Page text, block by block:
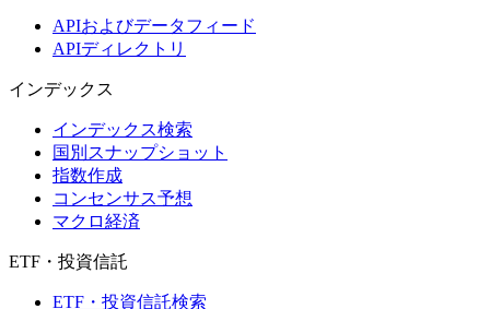
APIおよびデータフィード
APIディレクトリ
インデックス
インデックス検索
国別スナップショット
指数作成
コンセンサス予想
マクロ経済
ETF・投資信託
ETF・投資信託検索